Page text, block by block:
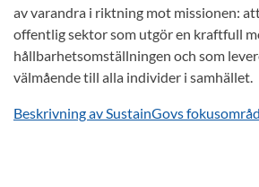
av varandra i riktning mot missionen:
offentlig sektor som utgör en kraftfull
hållbarhetsomställningen och som
välmående till alla individer i samhället.
Beskrivning av SustainGovs